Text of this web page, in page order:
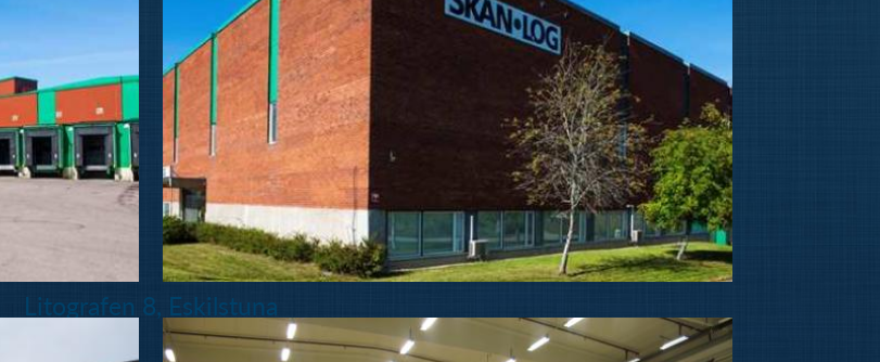
Litografen 8, Eskilstuna